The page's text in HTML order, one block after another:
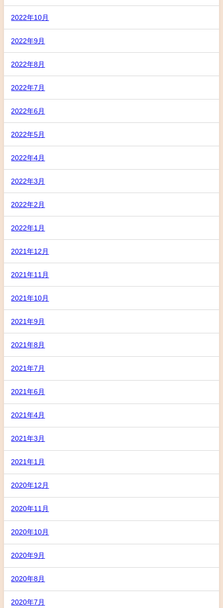
2022年10月
2022年9月
2022年8月
2022年7月
2022年6月
2022年5月
2022年4月
2022年3月
2022年2月
2022年1月
2021年12月
2021年11月
2021年10月
2021年9月
2021年8月
2021年7月
2021年6月
2021年4月
2021年3月
2021年1月
2020年12月
2020年11月
2020年10月
2020年9月
2020年8月
2020年7月